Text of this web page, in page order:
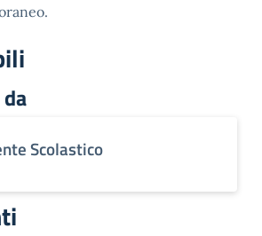
Scolastico